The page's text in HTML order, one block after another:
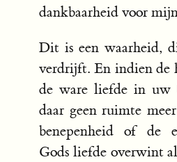
dankbaarheid voor
Dit is een waarheid,
verdrijft. En indien de
de ware liefde in uw
daar geen ruimte
benepenheid of de
Gods liefde overwint